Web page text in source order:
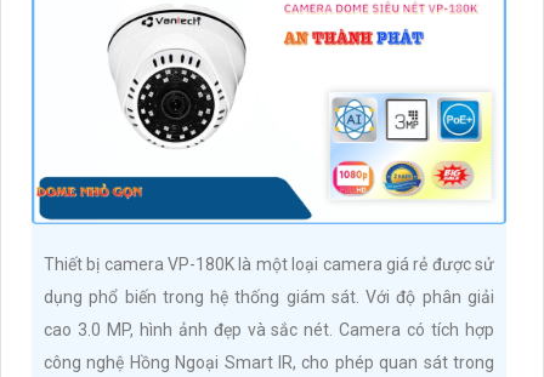
Thiết bị camera VP-180K là một loại camera giá rẻ được sử
dụng phổ biến trong hệ thống giám sát. Với độ phân giải
cao 3.0 MP, hình ảnh đẹp và sắc nét. Camera có tích hợp
công nghệ Hồng Ngoại Smart IR, cho phép quan sát trong